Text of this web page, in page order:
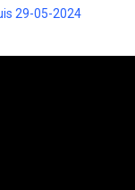
29-05-2024